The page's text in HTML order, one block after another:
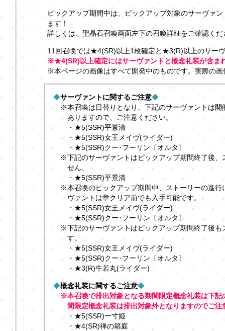
ピックアップ期間中は、ピックアップ対象のサーヴァ
ます！
詳しくは、聖晶石召喚画面左下の召喚詳細をご確認くだ
11回召喚では★4(SR)以上1枚確定と★3(R)以上のサー
※★4(SR)以上確定にはサーヴァントと概念礼装が含ま
※本ページの画像はすべて開発中のものです。実際の
◆サーヴァントに関するご注意◆
※本召喚は日替りとなり、下記のサーヴァントは開
ありますので、ご注意ください。
・★5(SSR)平景清
・★5(SSR)女王メイヴ(ライダー)
・★5(SSR)クー･フーリン〔オルタ〕
※下記のサーヴァントはピックアップ期間終了後、
せん。
・★5(SSR)平景清
※本召喚のピックアップ期間中、ストーリーの進行
ヴァントは章クリア前でも入手可能です。
・★5(SSR)女王メイヴ(ライダー)
・★5(SSR)クー･フーリン〔オルタ〕
※下記のサーヴァントはピックアップ期間終了後も
す。
・★5(SSR)女王メイヴ(ライダー)
・★5(SSR)クー･フーリン〔オルタ〕
・★3(R)牛若丸(ライダー)
◆概念礼装に関するご注意◆
※本召喚で排出対象となる期間限定概念礼装は下記
間限定概念礼装は排出対象外となりますのでご注
・★5(SSR)一寸姫
・★4(SR)禅の箱庭